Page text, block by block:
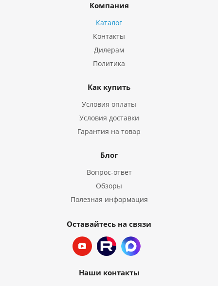
Компания
Каталог
Контакты
Дилерам
Политика
Как купить
Условия оплаты
Условия доставки
Гарантия на товар
Блог
Вопрос-ответ
Обзоры
Полезная информация
Оставайтесь на связи
Наши контакты